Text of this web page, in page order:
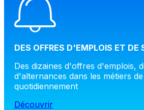
DES OFFRES D'EMPLOIS ET DE
Des dizaines d'offres d'emplois,
d'alternances dans les métiers
quotidiennement
Découvrir